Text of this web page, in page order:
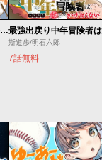
婚約破棄された飯炊き令嬢の私は冷酷公爵と専属契約しました～ですが胃袋を掴んだ結果、冷たかった公爵様がどんどん優しくなっています～
斯道歩/明石六郎
7話無料